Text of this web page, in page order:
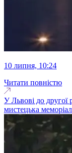
10 липня, 10:24
Читати повністю
У Львові до другої
мистецька